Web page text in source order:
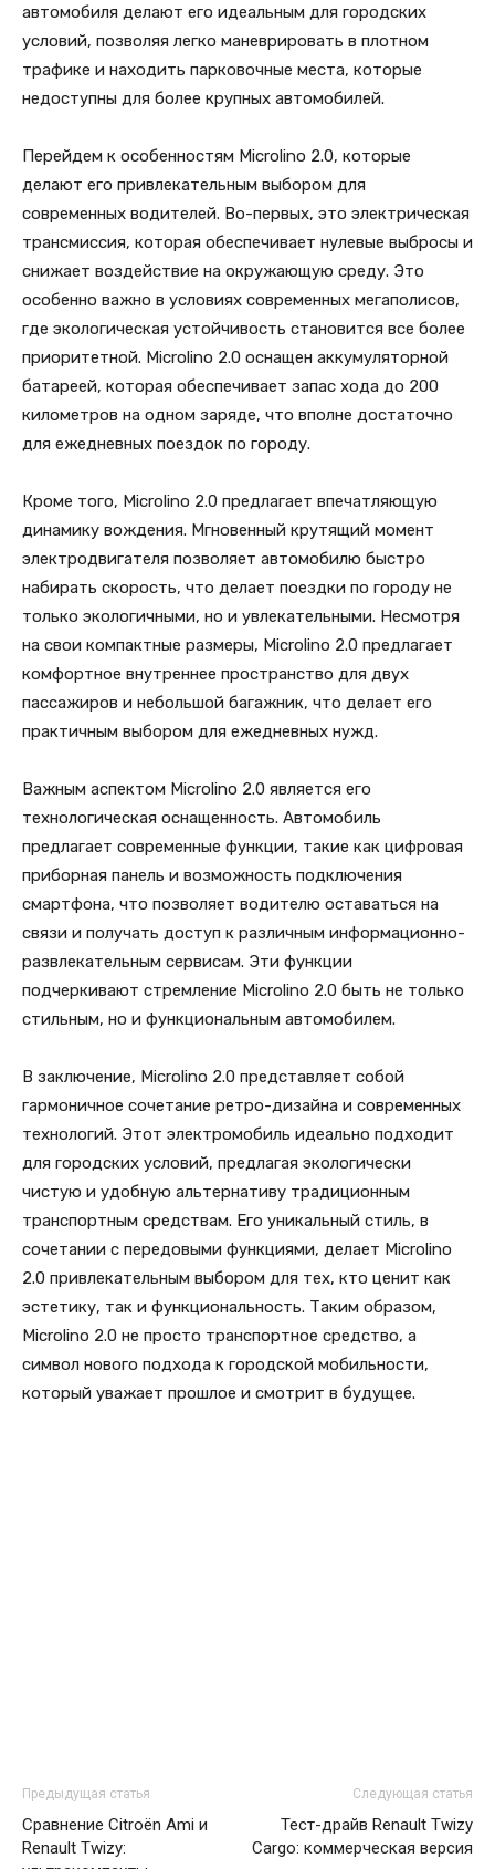
автомобиля делают его идеальным для городских
условий, позволяя легко маневрировать в плотном
трафике и находить парковочные места, которые
недоступны для более крупных автомобилей.
Перейдем к особенностям Microlino 2.0, которые
делают его привлекательным выбором для
современных водителей. Во-первых, это электрическая
трансмиссия, которая обеспечивает нулевые выбросы и
снижает воздействие на окружающую среду. Это
особенно важно в условиях современных мегаполисов,
где экологическая устойчивость становится все более
приоритетной. Microlino 2.0 оснащен аккумуляторной
батареей, которая обеспечивает запас хода до 200
километров на одном заряде, что вполне достаточно
для ежедневных поездок по городу.
Кроме того, Microlino 2.0 предлагает впечатляющую
динамику вождения. Мгновенный крутящий момент
электродвигателя позволяет автомобилю быстро
набирать скорость, что делает поездки по городу не
только экологичными, но и увлекательными. Несмотря
на свои компактные размеры, Microlino 2.0 предлагает
комфортное внутреннее пространство для двух
пассажиров и небольшой багажник, что делает его
практичным выбором для ежедневных нужд.
Важным аспектом Microlino 2.0 является его
технологическая оснащенность. Автомобиль
предлагает современные функции, такие как цифровая
приборная панель и возможность подключения
смартфона, что позволяет водителю оставаться на
связи и получать доступ к различным информационно-
развлекательным сервисам. Эти функции
подчеркивают стремление Microlino 2.0 быть не только
стильным, но и функциональным автомобилем.
В заключение, Microlino 2.0 представляет собой
гармоничное сочетание ретро-дизайна и современных
технологий. Этот электромобиль идеально подходит
для городских условий, предлагая экологически
чистую и удобную альтернативу традиционным
транспортным средствам. Его уникальный стиль, в
сочетании с передовыми функциями, делает Microlino
2.0 привлекательным выбором для тех, кто ценит как
эстетику, так и функциональность. Таким образом,
Microlino 2.0 не просто транспортное средство, а
символ нового подхода к городской мобильности,
который уважает прошлое и смотрит в будущее.
Предыдущая статья
Сравнение Citroën Ami и
Renault Twizy:
Следующая статья
Тест-драйв Renault Twizy
Cargo: коммерческая версия